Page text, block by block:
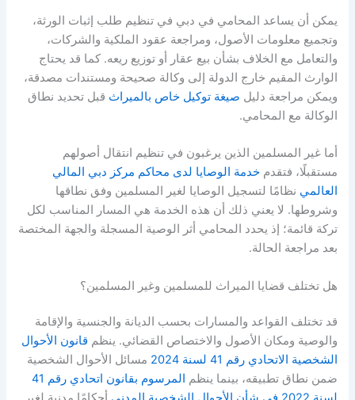
يمكن أن يساعد المحامي في دبي في تنظيم طلب إثبات الورثة،
وتجميع معلومات الأصول، ومراجعة عقود الملكية والشركات،
والتعامل مع الخلاف بشأن بيع عقار أو توزيع ريعه. كما قد يحتاج
الوارث المقيم خارج الدولة إلى وكالة صحيحة ومستندات مصدقة،
ويمكن مراجعة دليل صيغة توكيل خاص بالميراث قبل تحديد نطاق
الوكالة مع المحامي.
أما غير المسلمين الذين يرغبون في تنظيم انتقال أصولهم
مستقبلًا، فتقدمخدمة الوصايا لدى محاكم مركز دبي المالي
العالمي نظامًا لتسجيل الوصايا لغير المسلمين وفق نطاقها
وشروطها. لا يعني ذلك أن هذه الخدمة هي المسار المناسب لكل
تركة قائمة؛ إذ يحدد المحامي أثر الوصية المسجلة والجهة المختصة
بعد مراجعة الحالة.
هل تختلف قضايا الميراث للمسلمين وغير المسلمين؟
قد تختلف القواعد والمسارات بحسب الديانة والجنسية والإقامة
والوصية ومكان الأصول والاختصاص القضائي. ينظم قانون الأحوال
الشخصية الاتحادي رقم 41 لسنة 2024
مسائل الأحوال الشخصية
ضمن نطاق تطبيقه، بينما ينظم
المرسوم بقانون اتحادي رقم 41